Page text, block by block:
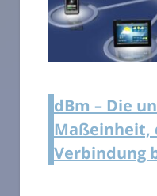
dBm – Die
Maßeinheit,
Verbindung